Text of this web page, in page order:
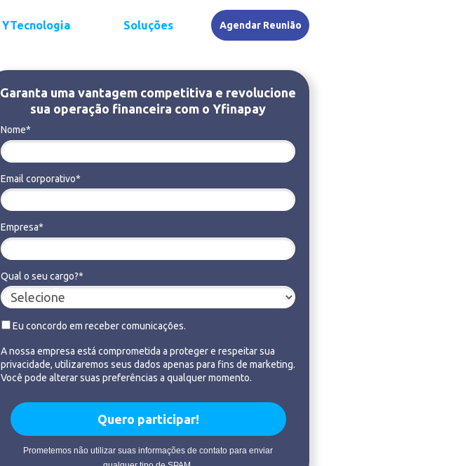
YTecnologia Soluções Agendar Reunião
Garanta uma vantagem competitiva e revolucione
sua operação financeira com o Yfinapay
Nome*
Email corporativo*
Empresa*
Qual o seu cargo?*
Eu concordo em receber comunicações.
A nossa empresa está comprometida a proteger e respeitar sua
privacidade, utilizaremos seus dados apenas para fins de marketing.
Você pode alterar suas preferências a qualquer momento.
Quero participar!
Prometemos não utilizar suas informações de contato para enviar